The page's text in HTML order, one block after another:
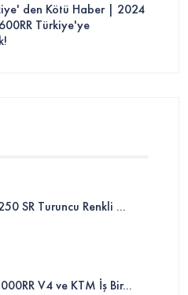
den Kötü Haber | 2024
Türkiye'ye
SR Turuncu Renkli ...
V4 ve KTM İş Bir...